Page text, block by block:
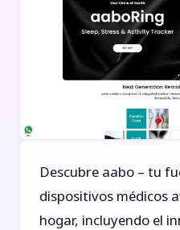
Descubre aabo – tu
dispositivos médicos
hogar, incluyendo el